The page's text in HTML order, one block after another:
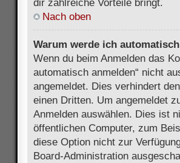
dir zahlreiche Vorteile bringt.
Nach oben
Warum werde ich
Wenn du beim Anmelden das
automatisch anmelden“ nicht
angemeldet. Dies verhindert
einen Dritten. Um angemeldet
Anmelden auswählen. Dies ist
öffentlichen Computer, zum
diese Option nicht zur
Board-Administration